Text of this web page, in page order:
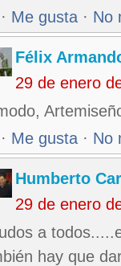
· Me gusta · No
Félix
29 de enero
· Me gusta · No
Humberto
29 de enero
a
hay que